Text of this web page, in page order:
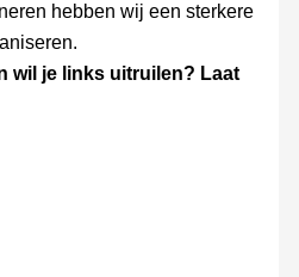
hebben wij een sterkere
wil je links uitruilen? Laat